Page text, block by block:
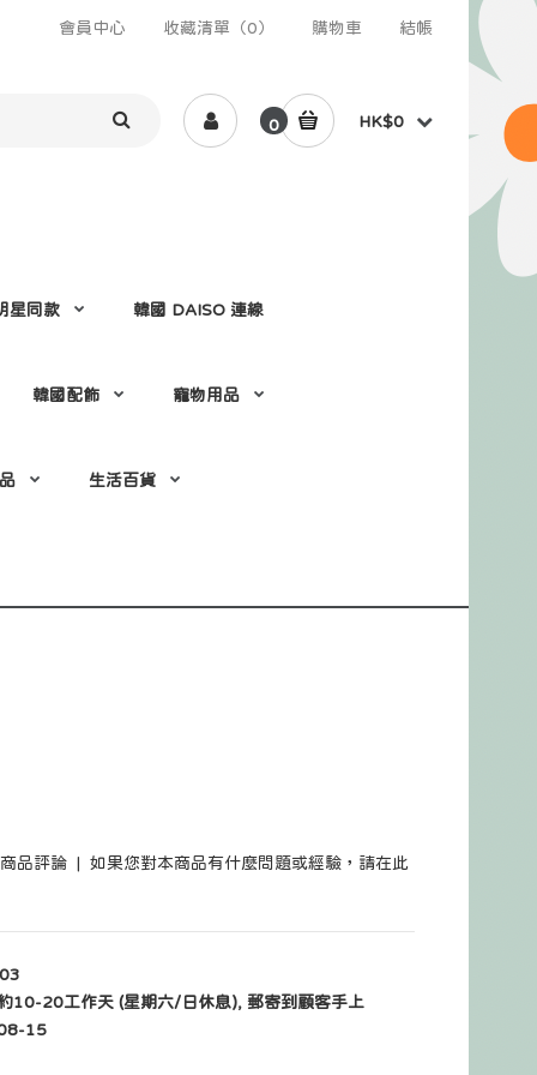
會員中心 收藏清單（0） 購物車 結帳
0 HK$0
星同款 韓國 DAISO 連線
韓國配飾 寵物用品
生活百貨
品評論 如果您對本商品有什麼問題或經驗，請在此
10-20工作天 (星期六/日休息), 郵寄到顧客手上
15